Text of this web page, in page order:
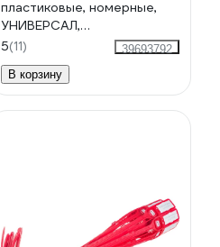
пластиковые, номерные,
УНИВЕРСАЛ,
самофиксирующиеся, длина
320 мм, красные, комплект
1000шт 600806
5(11)
39693792
В корзину